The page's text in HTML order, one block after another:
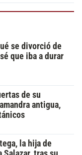
se divorció de
que iba a durar
de su
antigua,
la hija de